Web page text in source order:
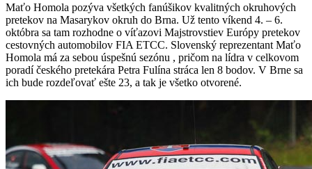
Maťo Homola pozýva všetkých fanúšikov kvalitných okruhových
pretekov na Masarykov okruh do Brna. Už tento víkend 4. – 6.
októbra sa tam rozhodne o víťazovi Majstrovstiev Európy pretekov
cestovných automobilov FIA ETCC. Slovenský reprezentant Maťo
Homola má za sebou úspešnú sezónu , pričom na lídra v celkovom
poradí českého pretekára Petra Fulína stráca len 8 bodov. V Brne sa
ich bude rozdeľovať ešte 23, a tak je všetko otvorené.